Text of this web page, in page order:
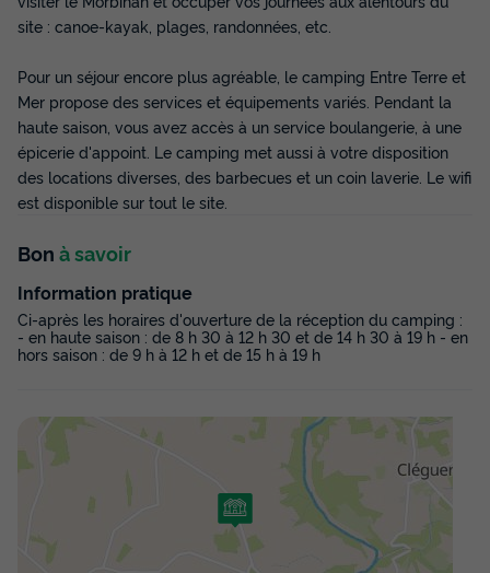
Voir les disponibilités
MOBILHOME 5 personnes - Eco (2
chambres)
Adultes
Chambres Salle de bain
Animaux autorisés *
site : canoe-kayak, plages, randonnées, etc.
Pour un séjour encore plus agréable, le camping Entre Terre et
Mer propose des services et équipements variés. Pendant la
haute saison, vous avez accès à un service boulangerie, à une
épicerie d'appoint. Le camping met aussi à votre disposition
des locations diverses, des barbecues et un coin laverie. Le wifi
est disponible sur tout le site.
Bon à savoir
Information pratique
Ci-après les horaires d'ouverture de la réception du camping :
- en haute saison : de 8 h 30 à 12 h 30 et de 14 h 30 à 19 h - en
hors saison : de 9 h à 12 h et de 15 h à 19 h